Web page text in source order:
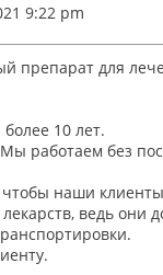
9:22 pm
препарат для
10 лет.
работаем без
чтобы наши
ведь